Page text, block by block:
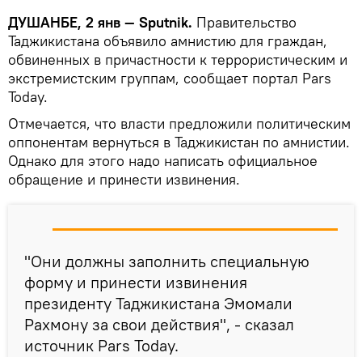
ДУШАНБЕ, 2 янв — Sputnik. Правительство
Таджикистана объявило амнистию для граждан,
обвиненных в причастности к террористическим и
экстремистским группам, сообщает портал Pars
Today.
Отмечается, что власти предложили политическим
оппонентам вернуться в Таджикистан по амнистии.
Однако для этого надо написать официальное
обращение и принести извинения.
"Они должны заполнить специальную
форму и принести извинения
президенту Таджикистана Эмомали
Рахмону за свои действия", - сказал
источник Pars Today.